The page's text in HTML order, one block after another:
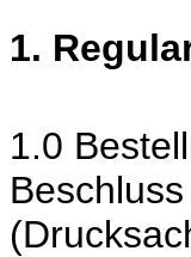
1.
1.0
Beschluss